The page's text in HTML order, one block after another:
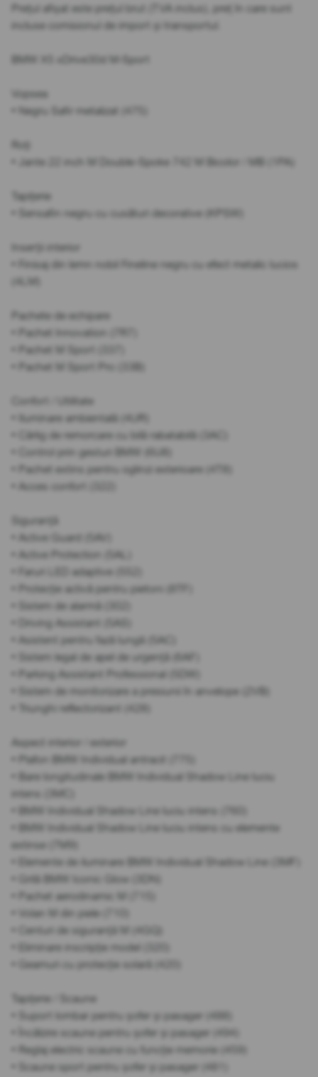
Prețul afișat este prețul brut (TVA inclus), preț în care sunt
incluse comisionul de import și transportul.
BMW X5 xDrive30d M-Sport
Vopsea
• Negru Safir metalizat (475)
Roți
• Jante 22 inch M Double-Spoke 742 M Bicolor / MB (1PA)
Tapițerie
• Sensafin negru cu cusături decorative (KPSW)
Inserții interior
• Finisaj din lemn nobil Fineline negru cu efect metalic lucios
(4LM)
Pachete de echipare
• Pachet Innovation (7R7)
• Pachet M Sport (337)
• Pachet M Sport Pro (33B)
Confort / Utilitate
• Iluminare ambientală (4UR)
• Cârlig de remorcare cu bilă rabatabilă (3AC)
• Control prin gesturi BMW (6U8)
• Pachet extins pentru oglinzi exterioare (4T8)
• Acces confort (322)
Siguranță
• Active Guard (5AV)
• Active Protection (5AL)
• Faruri LED adaptive (552)
• Protecție activă pentru pietoni (8TF)
• Sistem de alarmă (302)
• Driving Assistant (5AS)
• Asistent pentru fază lungă (5AC)
• Sistem legal de apel de urgență (6AF)
• Parking Assistant Professional (5DW)
• Sistem de monitorizare a presiunii în anvelope (2VB)
• Triunghi reflectorizant (428)
Aspect interior / exterior
• Plafon BMW Individual antracit (775)
• Bare longitudinale BMW Individual Shadow Line luciu
intens (3MC)
• BMW Individual Shadow Line luciu intens (760)
• BMW Individual Shadow Line luciu intens cu elemente
extinse (7M9)
• Elemente de iluminare BMW Individual Shadow Line (3MF)
• Grilă BMW Iconic Glow (3DN)
• Pachet aerodinamic M (715)
• Volan M din piele (710)
• Centuri de siguranță M (4GQ)
• Eliminare inscripție model (320)
• Geamuri cu protecție solară (420)
Tapițerie / Scaune
• Suport lombar pentru șofer și pasager (488)
• Încălzire scaune pentru șofer și pasager (494)
• Reglaj electric scaune cu funcție memorie (459)
• Scaune sport pentru șofer și pasager (481)